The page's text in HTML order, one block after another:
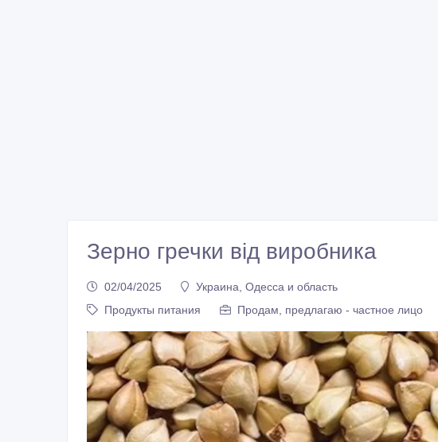
Зерно гречки від виробника
02/04/2025
Украина, Одесса и область
Продукты питания
Продам, предлагаю - частное лицо